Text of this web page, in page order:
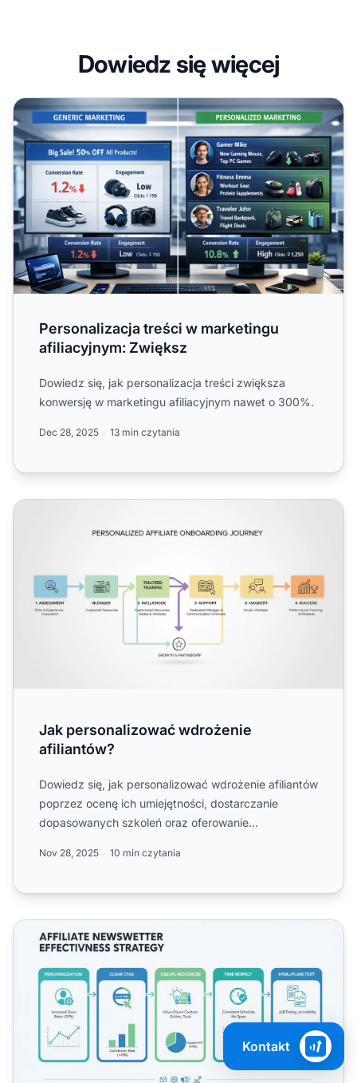
Dowiedz się więcej
Personalizacja treści w marketingu afiliacyjnym: Zwiększ
Personalizacja treści w marketingu
afiliacyjnym: Zwiększ
Dowiedz się, jak personalizacja treści zwiększa
konwersję w marketingu afiliacyjnym nawet o 300%.
Dec 28, 2025 13 min czytania
Jak personalizować wdrożenie afiliantów?
Jak personalizować wdrożenie
afiliantów?
Dowiedz się, jak personalizować wdrożenie afiliantów
poprzez ocenę ich umiejętności, dostarczanie
dopasowanych szkoleń oraz oferowanie
Nov 28, 2025 10 min czytania
Jak poprawić skuteczność newslettera partnerskiego
Kontakt